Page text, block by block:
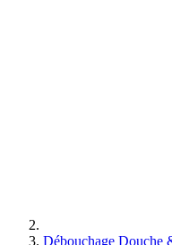
Débouchage Douche